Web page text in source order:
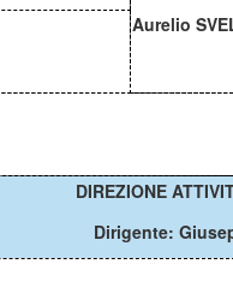
Aurelio
DIREZIONE
Dirigente: